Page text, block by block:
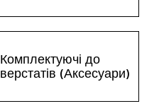
Комплектуючі до
верстатів (Аксесуари)